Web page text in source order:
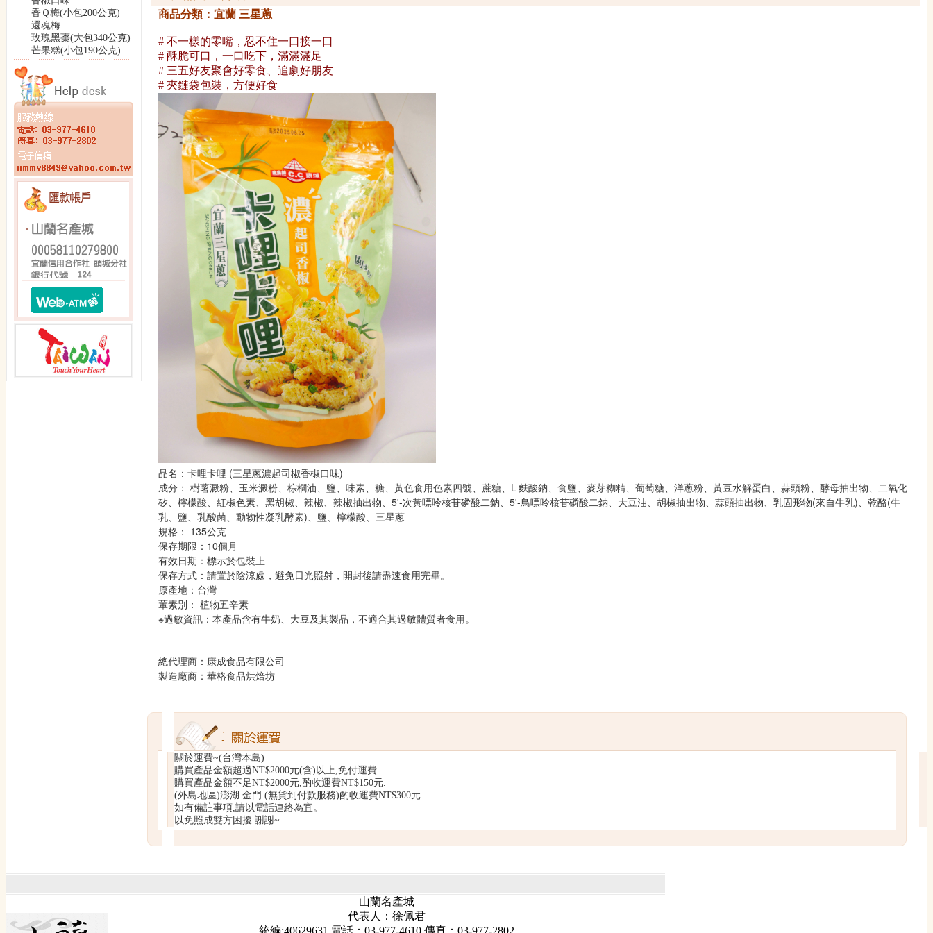
香Ｑ梅(小包200公克)
還魂梅
玫瑰黑棗(大包340公克)
芒果糕(小包190公克)
商品分類：宜蘭 三星蔥
# 不一樣的零嘴，忍不住一口接一口
# 酥脆可口，一口吃下，滿滿滿足
# 三五好友聚會好零食、追劇好朋友
# 夾鏈袋包裝，方便好食
品名：卡哩卡哩 (三星蔥濃起司椒香椒口味)
成分： 樹薯澱粉、玉米澱粉、棕櫚油、鹽、味素、糖、黃色食用色素四號、蔗糖、L-麩酸鈉、食鹽、麥芽糊精、葡萄糖、洋蔥粉、黃豆水解蛋白、蒜頭粉、酵母抽出物、二氧化
矽、檸檬酸、紅椒色素、黑胡椒、辣椒、辣椒抽出物、5'-次黃嘌呤核苷磷酸二鈉、5'-鳥嘌呤核苷磷酸二鈉、大豆油、胡椒抽出物、蒜頭抽出物、乳固形物(來自牛乳)、乾酪(牛
乳、鹽、乳酸菌、動物性凝乳酵素)、鹽、檸檬酸、三星蔥
規格： 135公克
保存期限：10個月
有效日期：標示於包裝上
保存方式：請置於陰涼處，避免日光照射，開封後請盡速食用完畢。
原產地：台灣
葷素別： 植物五辛素
總代理商：康成食品有限公司
製造廠商：華格食品烘焙坊
關於運費~(台灣本島)
購買產品金額超過NT$2000元(含)以上,免付運費.
購買產品金額不足NT$2000元,酌收運費NT$150元.
(外島地區)澎湖.金門 (無貨到付款服務)酌收運費NT$300元.
如有備註事項,請以電話連絡為宜。
以免照成雙方困擾 謝謝~
山蘭名產城
代表人：徐佩君
統編:40629631 電話：03-977-4610 傳真：03-977-2802